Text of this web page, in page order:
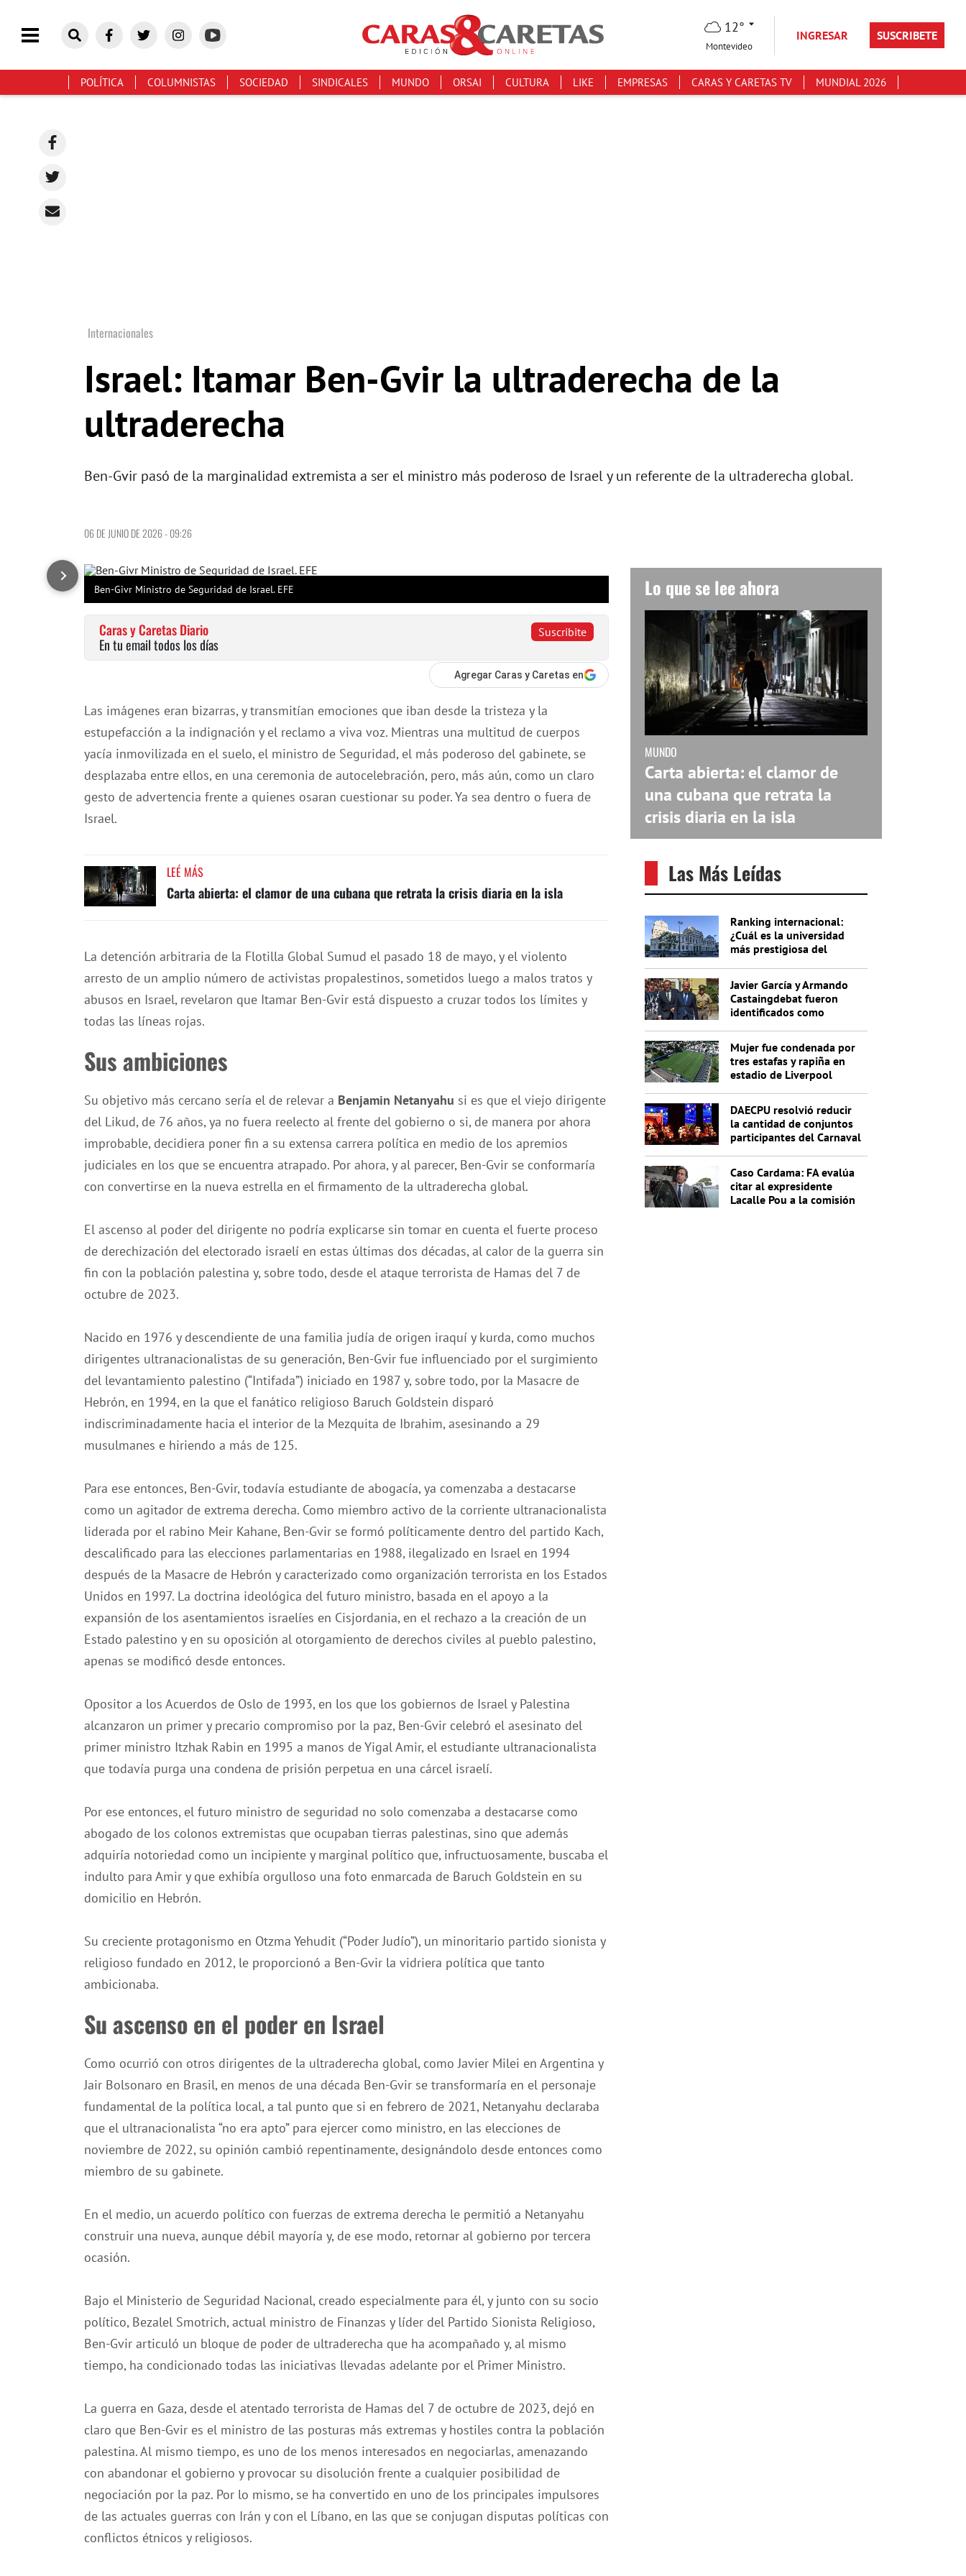
12°
Montevideo
INGRESAR SUSCRIBETE
POLÍTICA COLUMNISTAS SOCIEDAD SINDICALES MUNDO ORSAI CULTURA LIKE EMPRESAS CARAS Y CARETAS TV MUNDIAL 2026
Internacionales
Israel: Itamar Ben-Gvir la ultraderecha de la
ultraderecha
Ben-Gvir pasó de la marginalidad extremista a ser el ministro más poderoso de Israel y un referente de la ultraderecha global.
06 DE JUNIO DE 2026 - 09:26
Ben-Givr Ministro de Seguridad de Israel. EFE
Suscribite
Caras y Caretas Diario
En tu email todos los días
Agregar Caras y Caretas en
Las imágenes eran bizarras, y transmitían emociones que iban desde la tristeza y la
estupefacción a la indignación y el reclamo a viva voz. Mientras una multitud de cuerpos
yacía inmovilizada en el suelo, el ministro de Seguridad, el más poderoso del gabinete, se
desplazaba entre ellos, en una ceremonia de autocelebración, pero, más aún, como un claro
gesto de advertencia frente a quienes osaran cuestionar su poder. Ya sea dentro o fuera de
Israel.
LEÉ MÁS
Carta abierta: el clamor de una cubana que retrata la crisis diaria en la isla
La detención arbitraria de la Flotilla Global Sumud el pasado 18 de mayo, y el violento
arresto de un amplio número de activistas propalestinos, sometidos luego a malos tratos y
abusos en Israel, revelaron que Itamar Ben-Gvir está dispuesto a cruzar todos los límites y
todas las líneas rojas.
Sus ambiciones
Su objetivo más cercano sería el de relevar a Benjamin Netanyahu si es que el viejo dirigente
del Likud, de 76 años, ya no fuera reelecto al frente del gobierno o si, de manera por ahora
improbable, decidiera poner fin a su extensa carrera política en medio de los apremios
judiciales en los que se encuentra atrapado. Por ahora, y al parecer, Ben-Gvir se conformaría
con convertirse en la nueva estrella en el firmamento de la ultraderecha global.
El ascenso al poder del dirigente no podría explicarse sin tomar en cuenta el fuerte proceso
de derechización del electorado israelí en estas últimas dos décadas, al calor de la guerra sin
fin con la población palestina y, sobre todo, desde el ataque terrorista de Hamas del 7 de
octubre de 2023.
Nacido en 1976 y descendiente de una familia judía de origen iraquí y kurda, como muchos
dirigentes ultranacionalistas de su generación, Ben-Gvir fue influenciado por el surgimiento
del levantamiento palestino (“Intifada”) iniciado en 1987 y, sobre todo, por la Masacre de
Hebrón, en 1994, en la que el fanático religioso Baruch Goldstein disparó
indiscriminadamente hacia el interior de la Mezquita de Ibrahim, asesinando a 29
musulmanes e hiriendo a más de 125.
Para ese entonces, Ben-Gvir, todavía estudiante de abogacía, ya comenzaba a destacarse
como un agitador de extrema derecha. Como miembro activo de la corriente ultranacionalista
liderada por el rabino Meir Kahane, Ben-Gvir se formó políticamente dentro del partido Kach,
descalificado para las elecciones parlamentarias en 1988, ilegalizado en Israel en 1994
después de la Masacre de Hebrón y caracterizado como organización terrorista en los Estados
Unidos en 1997. La doctrina ideológica del futuro ministro, basada en el apoyo a la
expansión de los asentamientos israelíes en Cisjordania, en el rechazo a la creación de un
Estado palestino y en su oposición al otorgamiento de derechos civiles al pueblo palestino,
apenas se modificó desde entonces.
Opositor a los Acuerdos de Oslo de 1993, en los que los gobiernos de Israel y Palestina
alcanzaron un primer y precario compromiso por la paz, Ben-Gvir celebró el asesinato del
primer ministro Itzhak Rabin en 1995 a manos de Yigal Amir, el estudiante ultranacionalista
que todavía purga una condena de prisión perpetua en una cárcel israelí.
Por ese entonces, el futuro ministro de seguridad no solo comenzaba a destacarse como
abogado de los colonos extremistas que ocupaban tierras palestinas, sino que además
adquiría notoriedad como un incipiente y marginal político que, infructuosamente, buscaba el
indulto para Amir y que exhibía orgulloso una foto enmarcada de Baruch Goldstein en su
domicilio en Hebrón.
Su creciente protagonismo en Otzma Yehudit (“Poder Judío”), un minoritario partido sionista y
religioso fundado en 2012, le proporcionó a Ben-Gvir la vidriera política que tanto
ambicionaba.
Su ascenso en el poder en Israel
Como ocurrió con otros dirigentes de la ultraderecha global, como Javier Milei en Argentina y
Jair Bolsonaro en Brasil, en menos de una década Ben-Gvir se transformaría en el personaje
fundamental de la política local, a tal punto que si en febrero de 2021, Netanyahu declaraba
que el ultranacionalista “no era apto” para ejercer como ministro, en las elecciones de
noviembre de 2022, su opinión cambió repentinamente, designándolo desde entonces como
miembro de su gabinete.
En el medio, un acuerdo político con fuerzas de extrema derecha le permitió a Netanyahu
construir una nueva, aunque débil mayoría y, de ese modo, retornar al gobierno por tercera
ocasión.
Bajo el Ministerio de Seguridad Nacional, creado especialmente para él, y junto con su socio
político, Bezalel Smotrich, actual ministro de Finanzas y líder del Partido Sionista Religioso,
Ben-Gvir articuló un bloque de poder de ultraderecha que ha acompañado y, al mismo
tiempo, ha condicionado todas las iniciativas llevadas adelante por el Primer Ministro.
La guerra en Gaza, desde el atentado terrorista de Hamas del 7 de octubre de 2023, dejó en
claro que Ben-Gvir es el ministro de las posturas más extremas y hostiles contra la población
palestina. Al mismo tiempo, es uno de los menos interesados en negociarlas, amenazando
con abandonar el gobierno y provocar su disolución frente a cualquier posibilidad de
negociación por la paz. Por lo mismo, se ha convertido en uno de los principales impulsores
de las actuales guerras con Irán y con el Líbano, en las que se conjugan disputas políticas con
conflictos étnicos y religiosos.
Lo que se lee ahora
MUNDO
Carta abierta: el clamor de
una cubana que retrata la
crisis diaria en la isla
Las Más Leídas
Ranking internacional:
¿Cuál es la universidad
más prestigiosa del
Javier García y Armando
Castaingdebat fueron
identificados como
Mujer fue condenada por
tres estafas y rapiña en
estadio de Liverpool
DAECPU resolvió reducir
la cantidad de conjuntos
participantes del Carnaval
Caso Cardama: FA evalúa
citar al expresidente
Lacalle Pou a la comisión